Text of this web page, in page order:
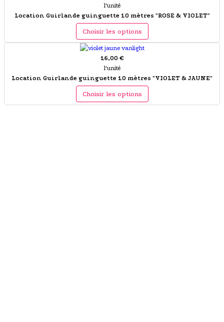
l'unité
Location Guirlande guinguette 10 mètres "ROSE & VIOLET"
Choisir les options
16,00 €
l'unité
Location Guirlande guinguette 10 mètres "VIOLET & JAUNE"
Choisir les options